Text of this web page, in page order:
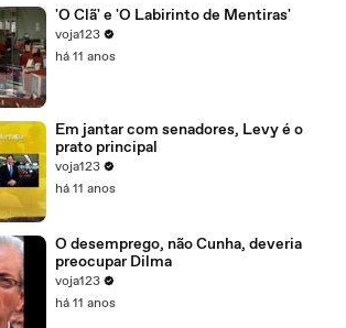
'O Clã' e 'O Labirinto de Mentiras'
voja123
há 11 anos
Em jantar com senadores, Levy é o
prato principal
voja123
há 11 anos
O desemprego, não Cunha, deveria
preocupar Dilma
voja123
há 11 anos